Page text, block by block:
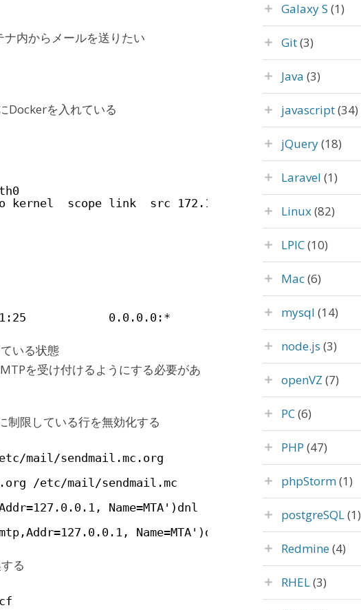
内からメールを送りたい
Dockerを入れている
kernel  scope link  src 172.18.0.2
0.0.0.0:*               LISTEN
いる状態
を受け付けるようにする必要があ
制限している行を無効化する
mail/sendmail.mc.org
/etc/mail/sendmail.mc
Name=MTA')dnl
Name=MTA')dnl
る
Galaxy S (1)
Git(3)
Java (3)
javascript(34)
jQuery(18)
Laravel (1)
Linux(82)
LPIC(10)
Mac(6)
mysql (14)
node.js (3)
openVZ (7)
PC(6)
PHP (47)
phpStorm(1)
postgreSQL(1)
Redmine(4)
RHEL(3)